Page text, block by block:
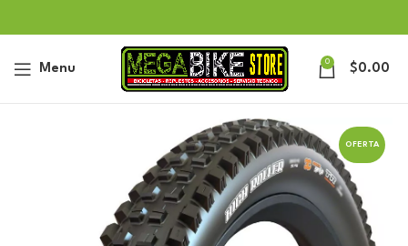
Menu 0 $0.00
OFERTA